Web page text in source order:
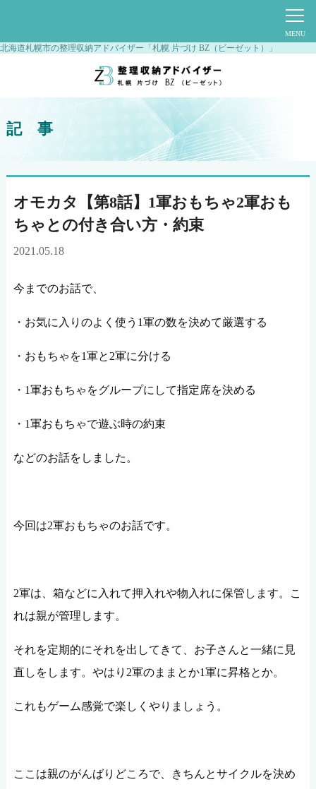
北海道札幌市の整理収納アドバイザー「札幌 片づけ BZ（ビーゼット）」
記 事
オモカタ【第8話】1軍おもちゃ2軍おも
ちゃとの付き合い方・約束
2021.05.18
今までのお話で、
・お気に入りのよく使う1軍の数を決めて厳選する
・おもちゃを1軍と2軍に分ける
・1軍おもちゃをグループにして指定席を決める
・1軍おもちゃで遊ぶ時の約束
などのお話をしました。
今回は2軍おもちゃのお話です。
2軍は、箱などに入れて押入れや物入れに保管します。こ
れは親が管理します。
それを定期的にそれを出してきて、お子さんと一緒に見
直しをします。やはり2軍のままとか1軍に昇格とか。
これもゲーム感覚で楽しくやりましょう。
ここは親のがんばりどころで、きちんとサイクルを決め